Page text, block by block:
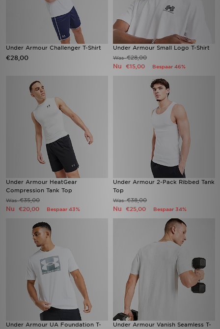
Under Armour Challenger T-Shirt
€28,00
Under Armour Small Logo T-Shirt
Was€28,00
Nu €15,00 Bespaar 46%
Under Armour HeatGear
Compression Tank Top
Was€35,00
Nu €20,00 Bespaar 43%
Under Armour 2-Pack Ribbed Tank
Top
Was€38,00
Nu €25,00 Bespaar 34%
Under Armour UA Foundation T-
Under Armour Vanish Seamless T-